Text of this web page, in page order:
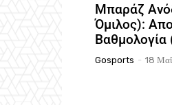
Μπαράζ
Όμιλος):
Gosports - 18